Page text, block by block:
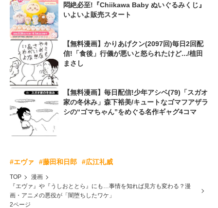
悶絶必至!『Chiikawa Baby ぬいぐるみくじ』
いよいよ販売スタート
【無料漫画】かりあげクン(2097回)毎日2回配
信!「食後」行儀が悪いと怒られたけど.../植田
まさし
【無料漫画】毎日配信!少年アシベ(79)「スガオ
家の冬休み」森下裕美/キュートなゴマフアザラ
シの“ゴマちゃん”をめぐる名作ギャグ4コマ
#エヴァ #藤田和日郎 #広江礼威
TOP
漫画
『エヴァ』や『うしおととら』にも…事情を知れば見方も変わる？漫
画・アニメの悪役が「闇堕ちしたワケ」
2ページ